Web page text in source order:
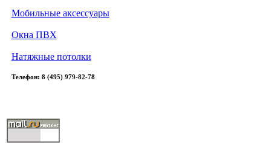
Мобильные аксессуары
Окна ПВХ
Натяжные потолки
Телефон: 8 (495) 979-82-78